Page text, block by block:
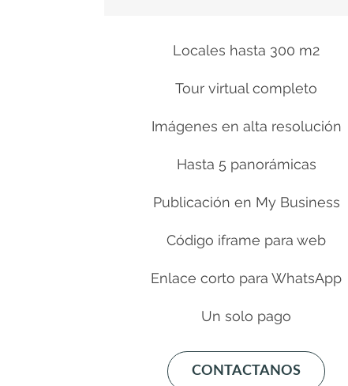
Locales hasta 300 m2
Tour virtual completo
Imágenes en alta resolución
Hasta 5 panorámicas
Publicación en My Business
Código iframe para web
Enlace corto para WhatsApp
Un solo pago
CONTACTANOS